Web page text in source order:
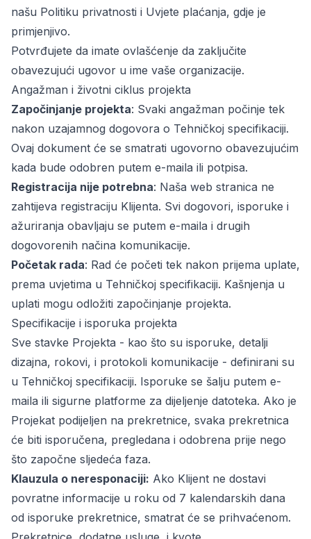
našu Politiku privatnosti i Uvjete plaćanja, gdje je
primjenjivo.
Potvrđujete da imate ovlašćenje da zaključite
obavezujući ugovor u ime vaše organizacije.
Angažman i životni ciklus projekta
Započinjanje projekta: Svaki angažman počinje tek
nakon uzajamnog dogovora o Tehničkoj specifikaciji.
Ovaj dokument će se smatrati ugovorno obavezujućim
kada bude odobren putem e-maila ili potpisa.
Registracija nije potrebna: Naša web stranica ne
zahtijeva registraciju Klijenta. Svi dogovori, isporuke i
ažuriranja obavljaju se putem e-maila i drugih
dogovorenih načina komunikacije.
Početak rada: Rad će početi tek nakon prijema uplate,
prema uvjetima u Tehničkoj specifikaciji. Kašnjenja u
uplati mogu odložiti započinjanje projekta.
Specifikacije i isporuka projekta
Sve stavke Projekta - kao što su isporuke, detalji
dizajna, rokovi, i protokoli komunikacije - definirani su
u Tehničkoj specifikaciji. Isporuke se šalju putem e-
maila ili sigurne platforme za dijeljenje datoteka. Ako je
Projekat podijeljen na prekretnice, svaka prekretnica
će biti isporučena, pregledana i odobrena prije nego
što započne sljedeća faza.
Klauzula o neresponaciji: Ako Klijent ne dostavi
povratne informacije u roku od 7 kalendarskih dana
od isporuke prekretnice, smatrat će se prihvaćenom.